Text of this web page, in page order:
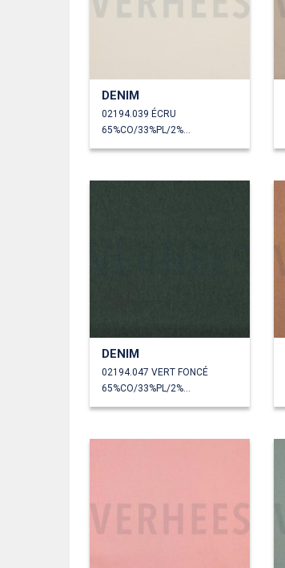
DENIM
02194.039 ÉCRU
DENIM
02194.047 VERT FONCÉ